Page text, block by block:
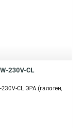
230V-CL
CL ЭРА (галоген,